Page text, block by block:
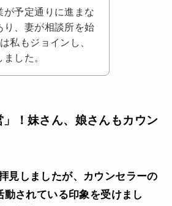
が予定通りに進まな
り、妻が相談所を始
私もジョインし、
した。
！妹さん、娘さんもカウン
見しましたが、カウンセラーの
動されている印象を受けまし